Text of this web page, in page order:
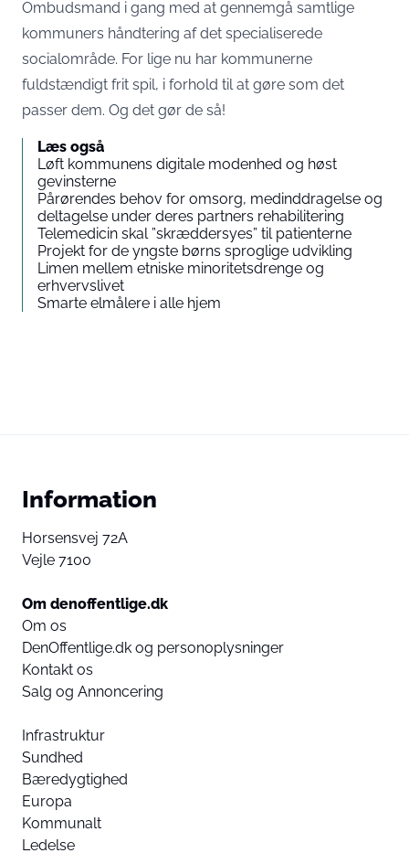
Ombudsmand i gang med at gennemgå samtlige
kommuners håndtering af det specialiserede
socialområde. For lige nu har kommunerne
fuldstændigt frit spil, i forhold til at gøre som det
passer dem. Og det gør de så!
Læs også
Løft kommunens digitale modenhed og høst
gevinsterne
Pårørendes behov for omsorg, medinddragelse og
deltagelse under deres partners rehabilitering
Telemedicin skal ”skræddersyes” til patienterne
Projekt for de yngste børns sproglige udvikling
Limen mellem etniske minoritetsdrenge og
erhvervslivet
Smarte elmålere i alle hjem
Information
Horsensvej 72A
Vejle 7100
Om denoffentlige.dk
Om os
DenOffentlige.dk og personoplysninger
Kontakt os
Salg og Annoncering
Infrastruktur
Sundhed
Bæredygtighed
Europa
Kommunalt
Ledelse